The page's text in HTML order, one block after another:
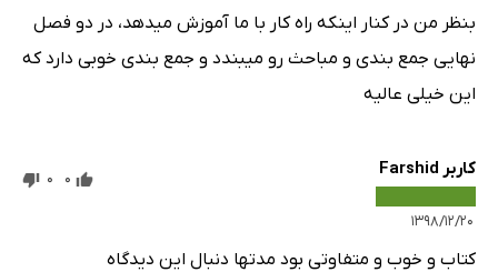
بنظر من در کنار اینکه راه کار با ما آموزش میدهد، در دو فصل
نهایی جمع بندی و مباحث رو میبندد و جمع بندی خوبی دارد که
این خیلی عالیه
کاربر Farshid
۱۳۹۸/۱۲/۲۰
0
0
کتاب و خوب و متفاوتی بود مدتها دنبال این دیدگاه